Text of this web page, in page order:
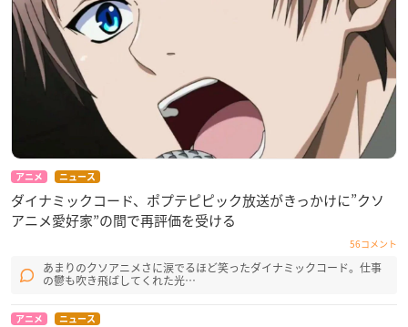
アニメ ニュース
ダイナミックコード、ポプテピピック放送がきっかけに”クソ
アニメ愛好家”の間で再評価を受ける
56コメント
あまりのクソアニメさに涙でるほど笑ったダイナミックコード。仕事
の鬱も吹き飛ばしてくれた光…
アニメ ニュース